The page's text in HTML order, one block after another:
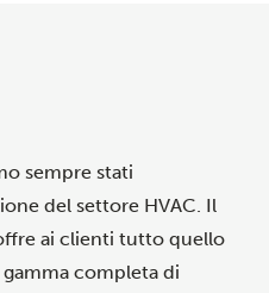
sempre stati
del settore HVAC. Il
ai clienti tutto quello
completa di